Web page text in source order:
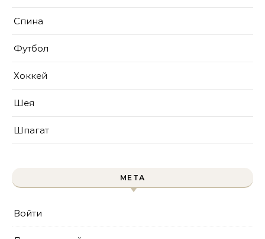
Спина
Футбол
Хоккей
Шея
Шпагат
МЕТА
Войти